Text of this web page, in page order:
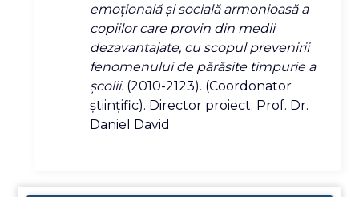
emoţională şi socială armonioasă a
copiilor care provin din medii
dezavantajate, cu scopul prevenirii
fenomenului de părăsite timpurie a
şcolii.(2010-2123). (Coordonator
ştiinţific). Director proiect: Prof. Dr.
Daniel David